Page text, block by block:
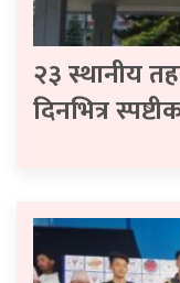
२३ स्थानीय
दिनभित्र